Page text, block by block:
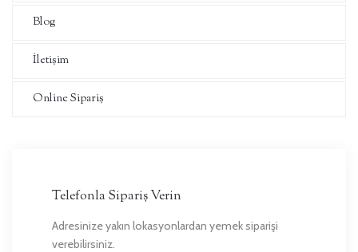
Blog
İletişim
Online Sipariş
Telefonla Sipariş Verin
Adresinize yakın lokasyonlardan yemek siparişi
verebilirsiniz.